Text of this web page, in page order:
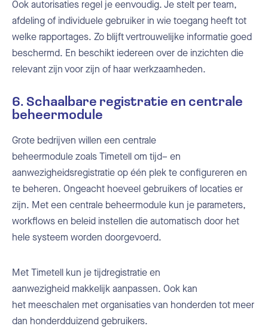
Ook autorisaties regel je eenvoudig. Je stelt per team,
afdeling of individuele gebruiker in wie toegang heeft tot
welke rapportages. Zo blijft vertrouwelijke informatie goed
beschermd. En beschikt iedereen over de inzichten die
relevant zijn voor zijn of haar werkzaamheden.
6. Schaalbare registratie en centrale
beheermodule
Grote bedrijven willen een centrale
beheermodulezoalsTimetellom tijd– en
aanwezigheidsregistratieop één plek te configureren en
te beheren. Ongeacht hoeveel gebruikers of locaties er
zijn. Met een centrale beheermodule kun je parameters,
workflowsen beleid instellen die automatisch door het
hele systeem worden doorgevoerd.
MetTimetell kun jetijdregistratie en
aanwezigheid makkelijk aanpassen. Ook kan
het meeschalen met organisaties van honderden tot meer
dan honderdduizend gebruikers.